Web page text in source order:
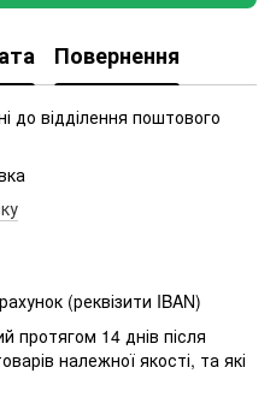
Повернення
до відділення поштового
(реквізити IBAN)
протягом 14 днів після
належної якості, та які